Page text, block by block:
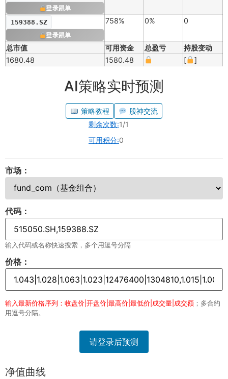
登录跟单
159388.SZ
登录跟单
758% 0% 0
总市值 可用资金 总盈亏
持股变动
1680.48
1580.48 [ ]
AI策略实时预测
策略教程
股神交流
剩余次数:1/1
可用积分:0
市场：
代码：
输入代码或名称快速搜索，多个用逗号分隔
价格：
输入最新价格序列：收盘价|开盘价|最高价|最低价|成交量|成交额 ；多合约
用逗号分隔。
请登录后预测
净值曲线